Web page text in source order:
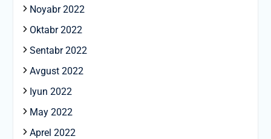
Noyabr 2022
Oktabr 2022
Sentabr 2022
Avgust 2022
Iyun 2022
May 2022
Aprel 2022